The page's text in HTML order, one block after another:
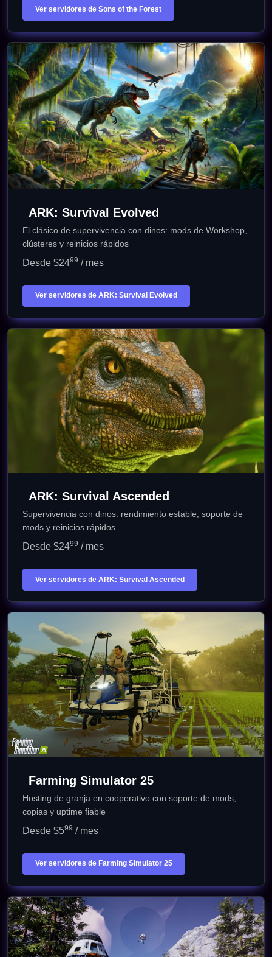
Ver servidores de Sons of the Forest
ARK: Survival Evolved
El clásico de supervivencia con dinos: mods de Workshop,
clústeres y reinicios rápidos
Desde $2499 / mes
Ver servidores de ARK: Survival Evolved
ARK: Survival Ascended
Supervivencia con dinos: rendimiento estable, soporte de
mods y reinicios rápidos
Desde $2499 / mes
Ver servidores de ARK: Survival Ascended
Farming Simulator 25
Hosting de granja en cooperativo con soporte de mods,
copias y uptime fiable
Desde $599 / mes
Ver servidores de Farming Simulator 25